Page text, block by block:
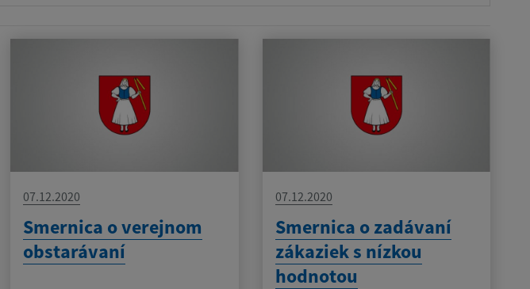
07.12.2020
Smernica o verejnom
obstarávaní
07.12.2020
Smernica o zadávaní
zákaziek s nízkou
hodnotou